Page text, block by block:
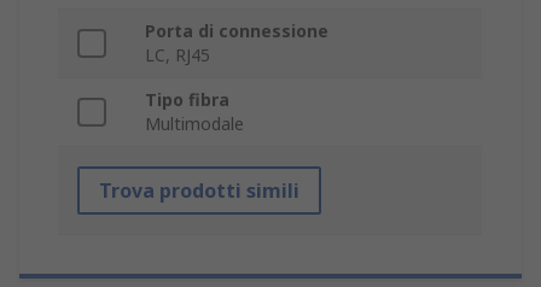
Porta di connessione
LC, RJ45
Tipo fibra
Multimodale
Trova prodotti simili